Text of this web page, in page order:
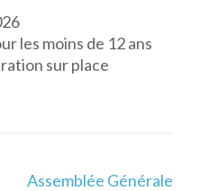
les moins de 12 ans
sur place
Assemblée Générale